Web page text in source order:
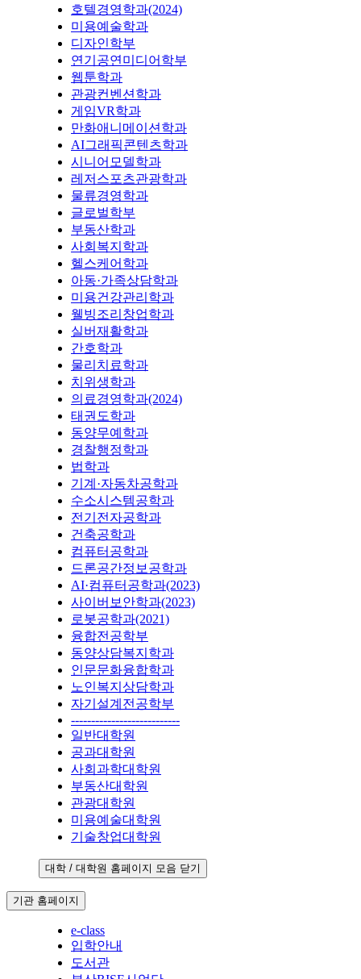
호텔경영학과(2024)
미용예술학과
디자인학부
연기공연미디어학부
웹툰학과
관광컨벤션학과
게임VR학과
만화애니메이션학과
AI그래픽콘텐츠학과
시니어모델학과
레저스포츠관광학과
물류경영학과
글로벌학부
부동산학과
사회복지학과
헬스케어학과
아동·가족상담학과
미용건강관리학과
웰빙조리창업학과
실버재활학과
간호학과
물리치료학과
치위생학과
의료경영학과(2024)
태권도학과
동양무예학과
경찰행정학과
법학과
기계·자동차공학과
수소시스템공학과
전기전자공학과
건축공학과
컴퓨터공학과
드론공간정보공학과
AI·컴퓨터공학과(2023)
사이버보안학과(2023)
로봇공학과(2021)
융합전공학부
동양상담복지학과
인문문화융합학과
노인복지상담학과
자기설계전공학부
---------------------------
일반대학원
공과대학원
사회과학대학원
부동산대학원
관광대학원
미용예술대학원
기술창업대학원
대학 / 대학원 홈페이지 모음 닫기
기관 홈페이지
e-class
입학안내
도서관